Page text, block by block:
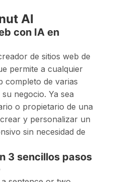
AI
con IA en
de sitios web de
permite a cualquier
completo de varias
negocio. Ya sea
o propietario de una
y personalizar un
sin necesidad de
3 sencillos pasos